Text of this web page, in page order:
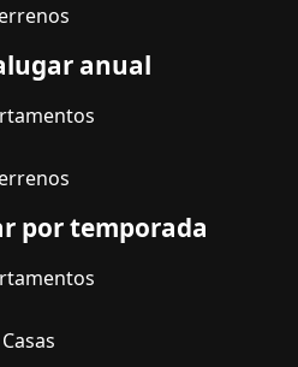
anual
por temporada
Casas